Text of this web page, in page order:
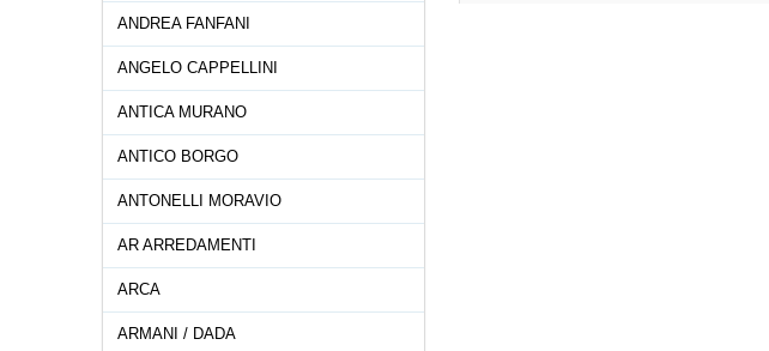
ANDREA FANFANI
ANGELO CAPPELLINI
ANTICA MURANO
ANTICO BORGO
ANTONELLI MORAVIO
AR ARREDAMENTI
ARCA
ARMANI / DADA